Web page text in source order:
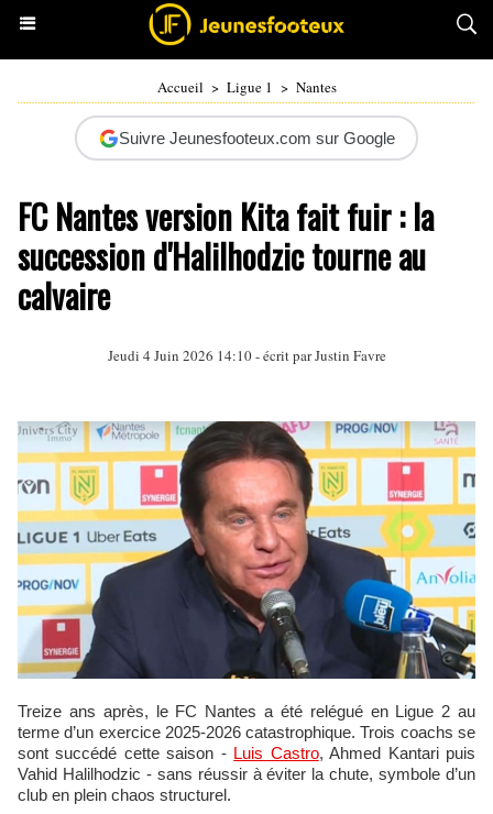
Accueil > Ligue 1 > Nantes
Suivre Jeunesfooteux.com sur Google
FC Nantes version Kita fait fuir : la
succession d'Halilhodzic tourne au
calvaire
Jeudi 4 Juin 2026 14:10 - écrit parJustin Favre
Treize ans après, le FC Nantes a été relégué en Ligue 2 au
terme d’un exercice 2025‑2026 catastrophique. Trois coachs se
sont succédé cette saison - Luis Castro, Ahmed Kantari puis
Vahid Halilhodzic - sans réussir à éviter la chute, symbole d’un
club en plein chaos structurel.